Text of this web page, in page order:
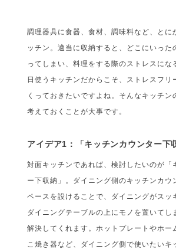
調理器具に食器、食材、調味料など、とに
ッチン。適当に収納すると、どこにいった
ってしまい、料理をする際のストレスに
日使うキッチンだからこそ、ストレスフリ
くっておきたいですよね。そんなキッチン
考えておくことが大事です。
アイデア1：「キッチンカウンター下
対面キッチンであれば、検討したいのが「
ー下収納」。ダイニング側のキッチンカウ
ペースを設けることで、ダイニングがスッ
ダイニングテーブルの上にモノを置いてし
解決してくれます。ホットプレートやホー
こ焼き器など、ダイニング側で使いたいキ